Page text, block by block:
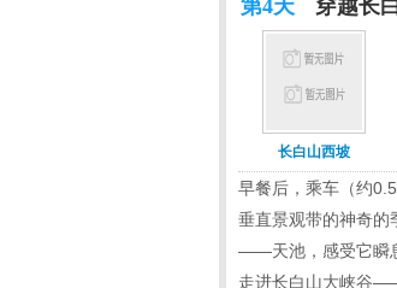
第4天 穿越长
长白山西坡
早餐后，乘车（约
垂直景观带的神奇的
——天池，感受它瞬
走进长白山大峡谷